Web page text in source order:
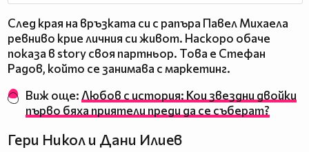
След края на връзката си с рапъра Павел Михаела
ревниво крие личния си живот. Наскоро обаче
показа в story своя партньор. Това е Стефан
Радов, който се занимава с маркетинг.
Виж още: Любов с история: Кои звездни двойки
първо бяха приятели преди да се съберат?
Гери Никол и Дани Илиев